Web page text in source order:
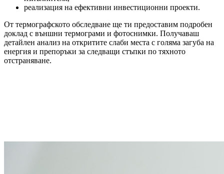
реализация на ефективни инвестиционни проекти.
От термографското обследване ще ти предоставим подробен
доклад с външни термограми и фотоснимки. Получаваш
детайлен анализ на откритите слаби места с голяма загуба на
енергия и препоръки за следващи стъпки по тяхното
отстраняване.